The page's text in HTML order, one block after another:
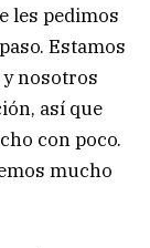
les pedimos
Estamos
nosotros
así que
con poco.
mucho